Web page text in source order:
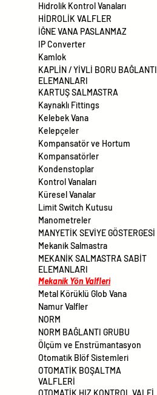
Hidrolik Kontrol Vanaları
HİDROLİK VALFLER
İĞNE VANA PASLANMAZ
IP Converter
Kamlok
KAPLİN / YİVLİ BORU BAĞLANTI
ELEMANLARI
KARTUŞ SALMASTRA
Kaynaklı Fittings
Kelebek Vana
Kelepçeler
Kompansatör ve Hortum
Kompansatörler
Kondenstoplar
Kontrol Vanaları
Küresel Vanalar
Limit Switch Kutusu
Manometreler
MANYETİK SEVİYE GÖSTERGESİ
Mekanik Salmastra
MEKANİK SALMASTRA SABİT
ELEMANLARI
Mekanik Yön Valfleri
Metal Körüklü Glob Vana
Namur Valfler
NORM
NORM BAĞLANTI GRUBU
Ölçüm ve Enstrümantasyon
Otomatik Blöf Sistemleri
OTOMATİK BOŞALTMA
VALFLERİ
OTOMATİK HIZ KONTROL VALFİ